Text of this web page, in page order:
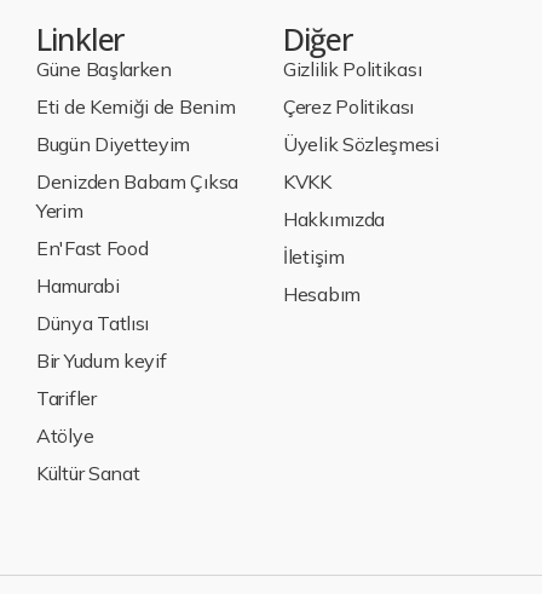
Linkler
Güne Başlarken
Eti de Kemiği de Benim
Bugün Diyetteyim
Denizden Babam Çıksa
Yerim
En'Fast Food
Hamurabi
Dünya Tatlısı
Bir Yudum keyif
Tarifler
Atölye
Kültür Sanat
Diğer
Gizlilik Politikası
Çerez Politikası
Üyelik Sözleşmesi
KVKK
Hakkımızda
İletişim
Hesabım